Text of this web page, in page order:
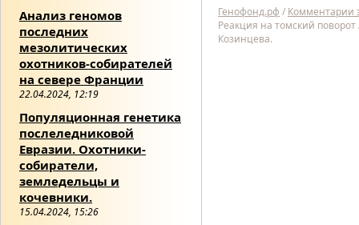
Анализ геномов
последних
мезолитических
охотников-собирателей
на севере Франции
22.04.2024, 12:19
Популяционная генетика
послеледниковой
Евразии. Охотники-
собиратели,
земледельцы и
кочевники.
15.04.2024, 15:26
Генофонд.рф / Комментарии
Реакция на томский поворот
Козинцева.